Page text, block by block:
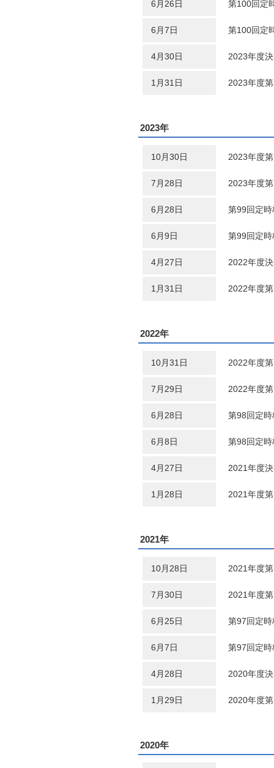
6月26日 第100回定
6月7日 第100回定
4月30日 2023年度
1月31日 2023年度
2023年
10月30日 2023年度
7月28日 2023年度
6月28日 第99回定
6月9日 第99回定
4月27日 2022年度
1月31日 2022年度
2022年
10月31日 2022年度
7月29日 2022年度
6月28日 第98回定
6月8日 第98回定
4月27日 2021年度
1月28日 2021年度
2021年
10月28日 2021年度
7月30日 2021年度
6月25日 第97回定
6月7日 第97回定
4月28日 2020年度
1月29日 2020年度
2020年